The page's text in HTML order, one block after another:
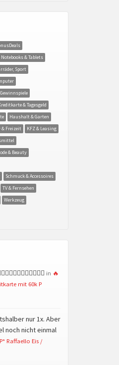
& Tablets
Sport
Gewinnspiele
& Tagesgeld
Haushalt & Garten
& Freizeit
KFZ & Leasing
& Beauty
Schmuck & Accessoires
TV & Fernsehen
Werkzeug
in 🔥
mit 60k P
nur 1x. Aber
noch nicht einmal
Raffaello Eis /